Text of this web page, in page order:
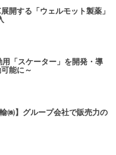
開する「ウェルモット製薬」
「スケーター」を開発・導
能に～
㈱】グループ会社で販売力の